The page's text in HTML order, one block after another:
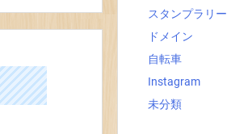
スタンプラリー
ドメイン
自転車
Instagram
未分類